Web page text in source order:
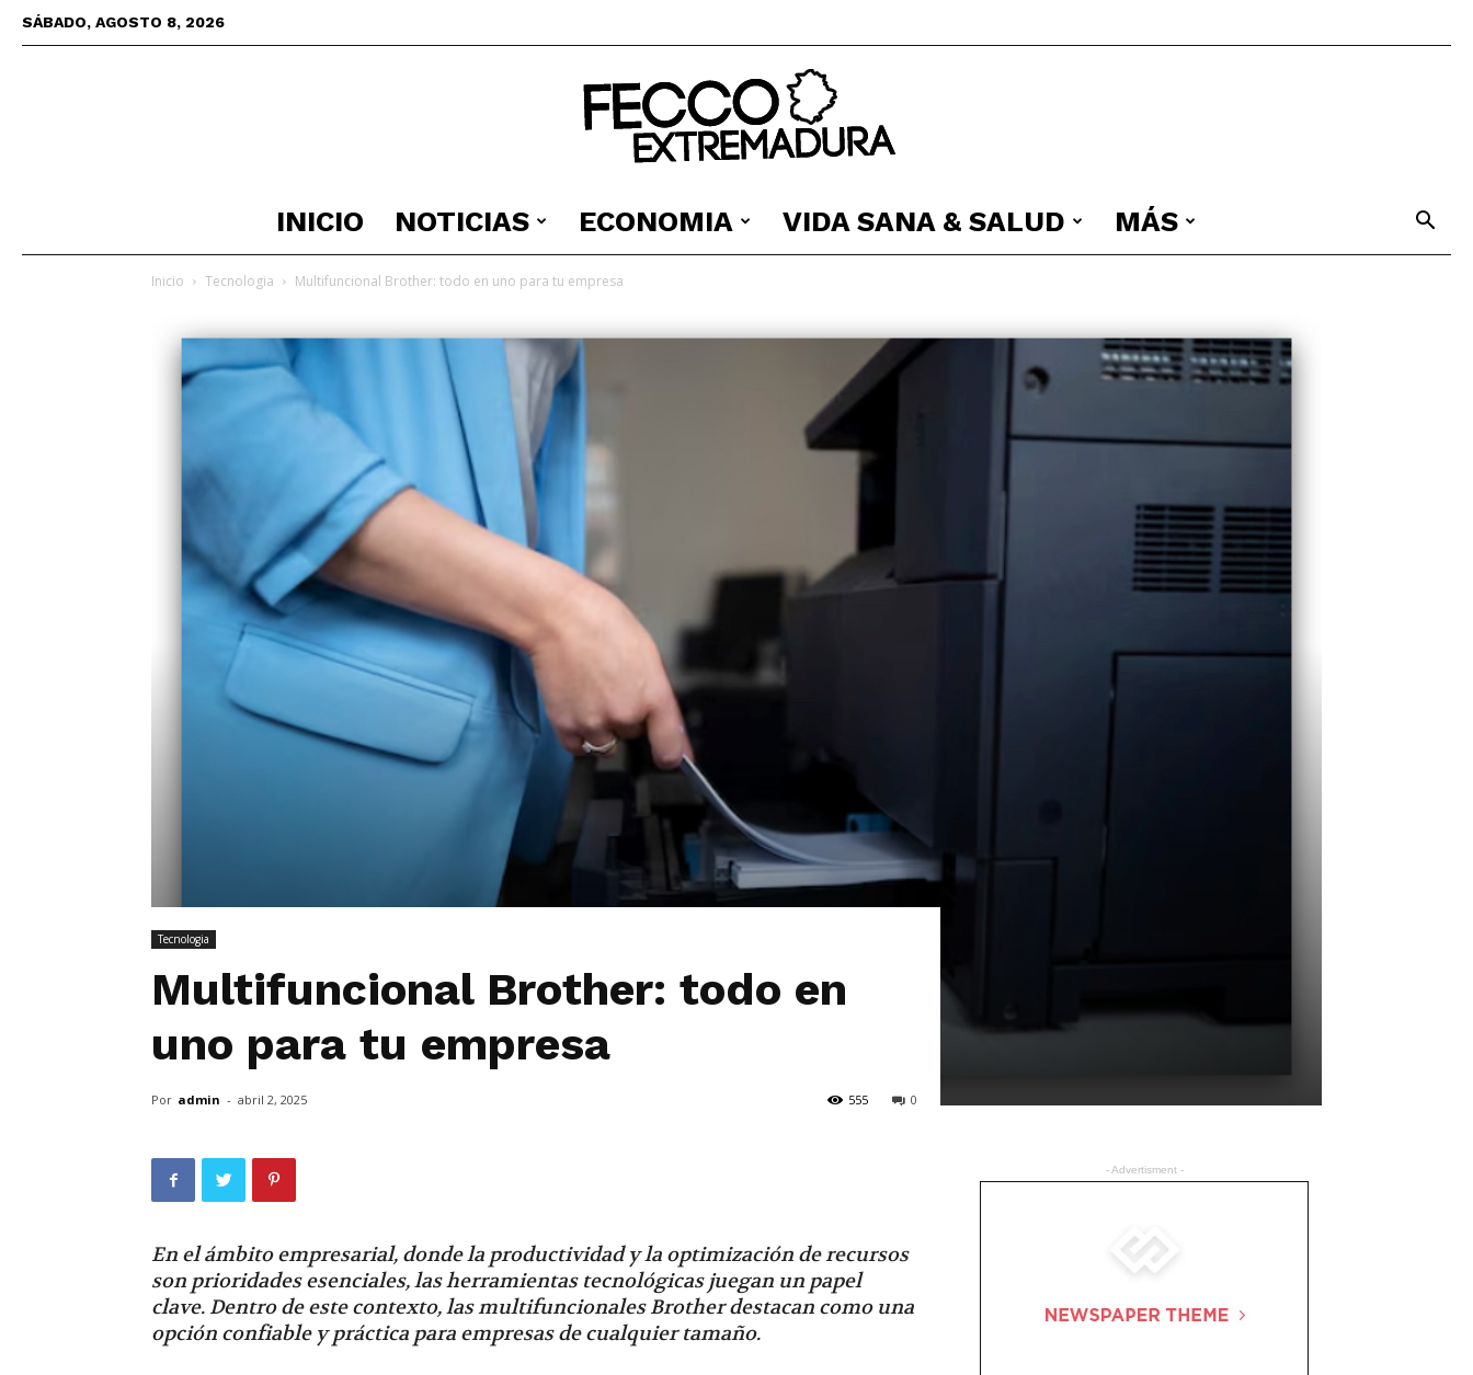
SÁBADO, AGOSTO 8, 2026
INICIO NOTICIAS ECONOMIA VIDA SANA & SALUD MÁS
Inicio Tecnologia Multifuncional Brother: todo en uno para tu empresa
Tecnologia
Multifuncional Brother: todo en
uno para tu empresa
Por admin - abril 2, 2025 0
555
En el ámbito empresarial, donde la productividad y la optimización de recursos
son prioridades esenciales, las herramientas tecnológicas juegan un papel
clave. Dentro de este contexto, las multifuncionales Brother destacan como una
opción confiable y práctica para empresas de cualquier tamaño.
- Advertisment -